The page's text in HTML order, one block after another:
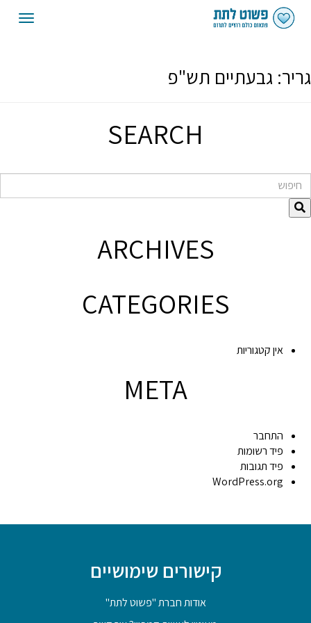
גריר: גבעתיים תש"פ
SEARCH
חיפוש
ARCHIVES
CATEGORIES
אין קטגוריות
META
התחבר
פיד רשומות
פיד תגובות
WordPress.org
קישורים שימושיים
אודות חברת "פשוט לתת"